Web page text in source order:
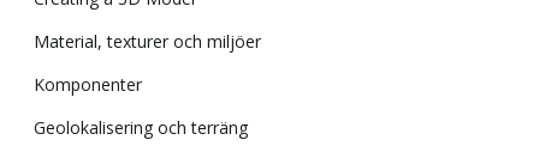
Material, texturer och miljöer
Komponenter
Geolokalisering och terräng